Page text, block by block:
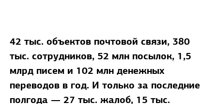
42 тыс. объектов почтовой связи, 380
тыс. сотрудников, 52 млн посылок, 1,5
млрд писем и 102 млн денежных
переводов в год. И только за последние
полгода — 27 тыс. жалоб, 15 тыс.